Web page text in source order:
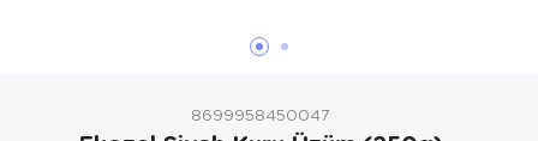
8699958450047